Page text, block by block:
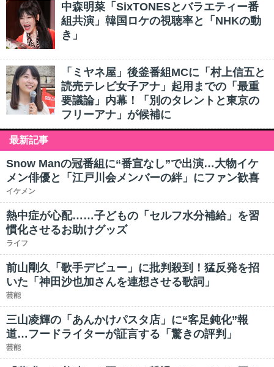
中森明菜「SixTONESとバラエティー番
組共演」韓国ロケの視聴率と「NHKの動
き」
「ミヤネ屋」後釜番組MCに「村上信五と
読売テレビ女子アナ」起用までの「最重
要議論」内幕！「別のタレントと東京の
フリーアナ」が候補に
最新記事
Snow Manの冠番組に“番宣なし”で出演…大物イケ
メン俳優と「江戸川会メンバーの絆」にファン歓喜
イケメン
熱中症が心配……子どもの「セルフ水分補給」を習
慣化させるお助けグッズ
ライフ
前山剛久「歌手デビュー」に批判殺到！猛反発を招
いた「神田沙也加さんを連想させる歌詞」
芸能
三山凌輝の「あんかけパスタ店」に“客足鈍化”報
道…フードライターが証言する「驚きの評判」
芸能